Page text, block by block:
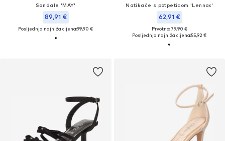
Sandale 'MAY'
89,91 €
Posljednja najniža cijena:99,90 €
Natikače s potpeticom 'Lennox'
62,91 €
Prvotno: 79,90 €
Posljednja najniža cijena:55,92 €